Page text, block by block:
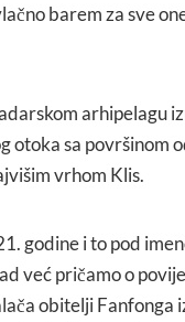
barem za sve
arhipelagu
otoka sa površinom
vrhom Klis.
godine i to pod
već pričamo o
obitelji Fanfonga